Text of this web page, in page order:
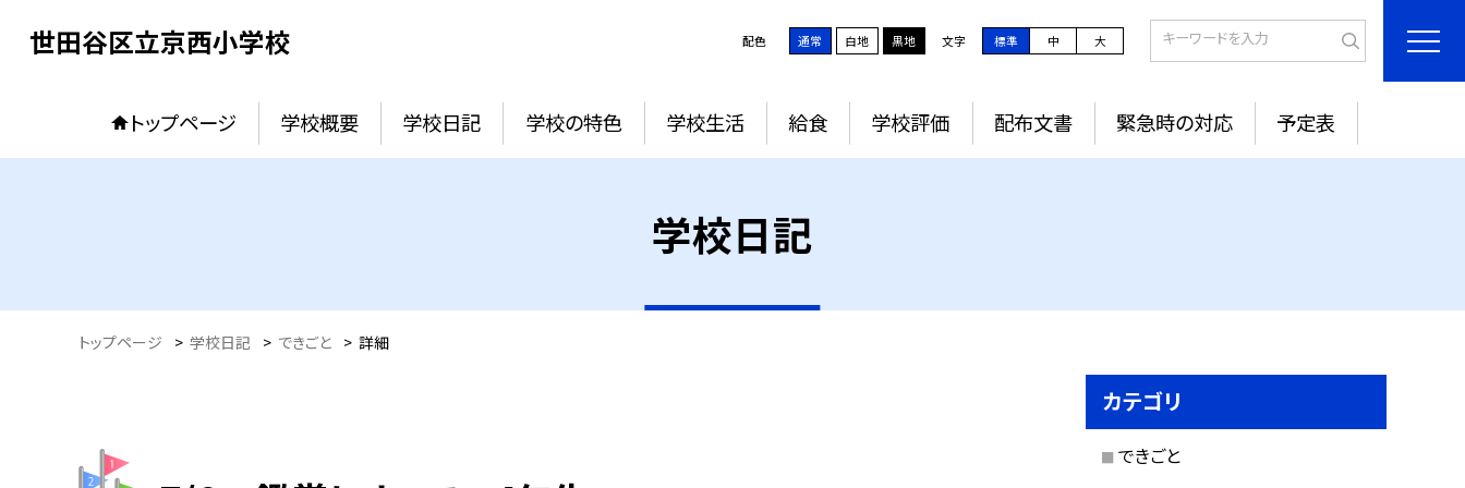
世田谷区立京西小学校 配色 通常 白地 黒地 文字 標準 中 大
トップページ 学校概要 学校日記 学校の特色 学校生活 給食 学校評価 配布文書 緊急時の対応 予定表
学校日記
トップページ > 学校日記 > できごと > 詳細
カテゴリ
できごと